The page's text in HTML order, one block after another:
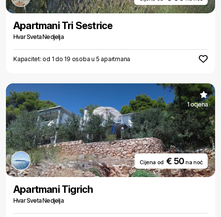
Apartmani Tri Sestrice
Hvar Sveta Nedjelja
Kapacitet: od 1 do 19 osoba u 5 apartmana
1 ocjena
Cijena od € 50na noć
Apartmani Tigrich
Hvar Sveta Nedjelja